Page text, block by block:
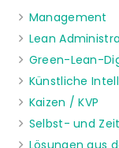
Management
Lean
Green-Lean-
Künstliche
Kaizen / KVP
Selbst- und